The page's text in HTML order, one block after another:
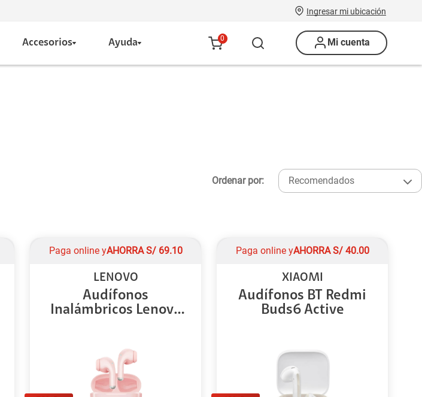
Ingresar mi ubicación
Accesorios Ayuda 0 Mi cuenta
Ordenar por: Recomendados
Paga online yAHORRA S/ 69.10
LENOVO
Audífonos
Inalámbricos Lenovo
Paga online yAHORRA S/ 40.00
XIAOMI
Audífonos BT Redmi
Buds6 Active